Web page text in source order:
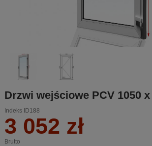
Drzwi wejściowe PCV 1050 x
Indeks ID188
3 052 zł
Brutto